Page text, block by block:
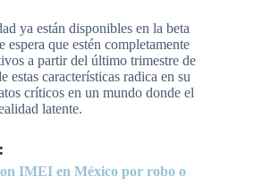
ya están disponibles en la beta
que estén completamente
a partir del último trimestre de
estas características radica en su
críticos en un mundo donde el
latente.
IMEI en México por robo o